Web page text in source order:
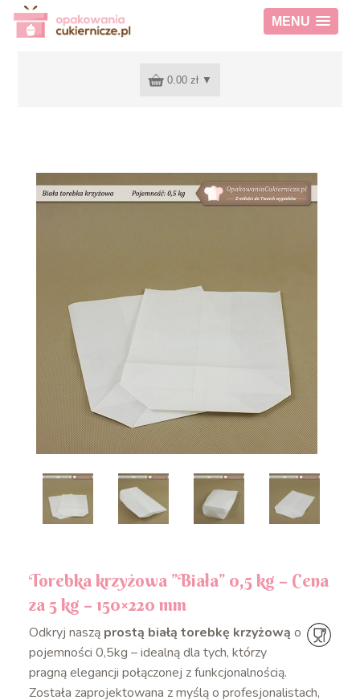
MENU
0.00 zł ▼
Torebka krzyżowa ”Biała” 0,5 kg – Cena
za 5 kg – 150×220 mm
Odkryj naszą prostą białą torebkę krzyżową o
pojemności 0,5kg – idealną dla tych, którzy
pragną elegancji połączonej z funkcjonalnością.
Została zaprojektowana z myślą o profesjonalistach,